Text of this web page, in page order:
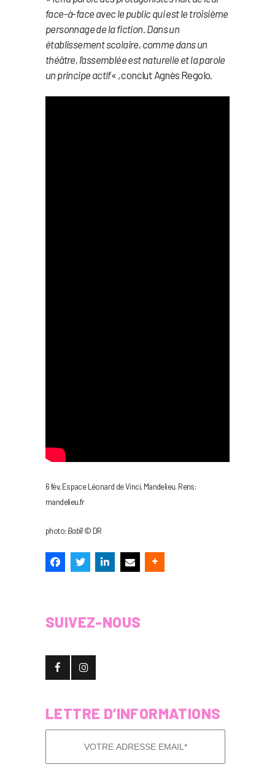
face-à-face avec le public qui est le troisième
personnage de la fiction. Dans un
établissement scolaire, comme dans un
théâtre, l’assemblée est naturelle et la parole
un principe actif« , conclut Agnès Regolo.
6 fév, Espace Léonard de Vinci, Mandelieu. Rens:
mandelieu.fr
photo: Babïl© DR
SUIVEZ-NOUS
LETTRE D’INFORMATIONS